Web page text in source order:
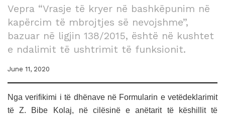
Vepra “Vrasje të kryer në bashkëpunim në
kapërcim të mbrojtjes së nevojshme”,
bazuar në ligjin 138/2015, është në kushtet
e ndalimit të ushtrimit të funksionit.
June 11, 2020
Nga verifikimi i të dhënave në Formularin e vetëdeklarimit
të Z. Bibe Kolaj, në cilësinë e anëtarit të këshillit të